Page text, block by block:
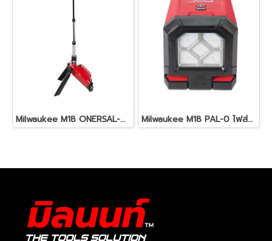
Milwaukee M18 ONERSAL-0 ทาวเวอร์ไลท์ 18 โวลต์ (เครื่องเปล่า) Milwaukee M18 PAL-0 ไฟส่องพื้นที่ 18 โวลต์ หัวหมุน/พับได้ (เครื่องเปล่า)